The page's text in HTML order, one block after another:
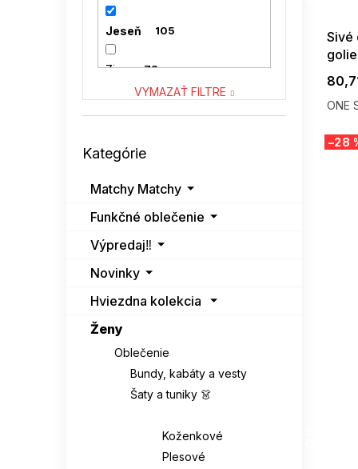
VENATON
VITON
Jeseň 105
Zima 72
VYMAZAŤ FILTRE
kategórie
Kategórie
Matchy Matchy
Funkčné oblečenie
Výpredaj‼️
Novinky
Hviezdna kolekcia
Ženy
Oblečenie
Bundy, kabáty a vesty
Šaty a tuniky 👗
Koženkové
Plesové
Sivé
ONE
–28